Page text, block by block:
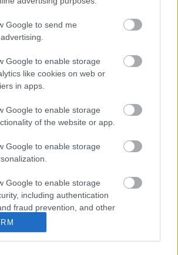
Google to send me
Google to enable storage
like cookies on web or
in apps.
Google to enable storage
of the website or app.
Google to enable storage
Google to enable storage
including authentication
fraud prevention, and other
a Tisza Párt
– erre talán csak a
számítottak.